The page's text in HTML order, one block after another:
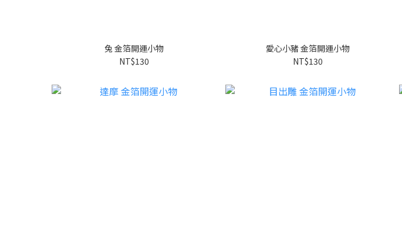
兔 金箔開運小物
NT$130
愛心小豬 金箔開運小物
NT$130